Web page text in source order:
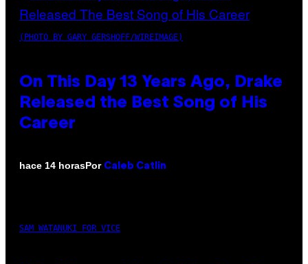
(PHOTO BY GARY GERSHOFF/WIREIMAGE)
On This Day 13 Years Ago, Drake
Released the Best Song of His
Career
hace 14 horasPor Caleb Catlin
SAM WATANUKI FOR VICE